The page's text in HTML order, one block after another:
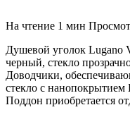
На чтение 1 мин
Душевой уголок Lugano
черный, стекло
Доводчики,
стекло с нанопокрытием
Поддон приобретается